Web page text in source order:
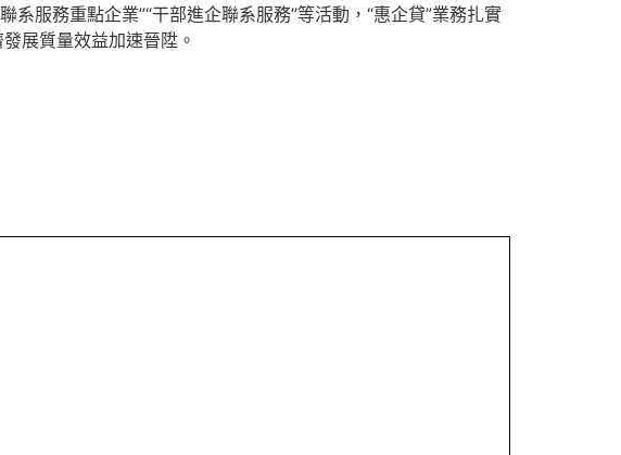
服務重點企業”“干部進企聯系服務”等活動，“惠企貸”業務扎實
展質量效益加速晉陞。